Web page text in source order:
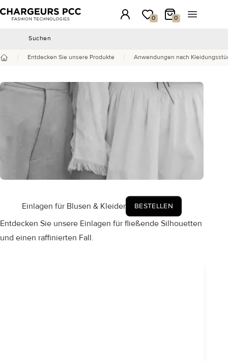
Chargeurs PCC Anmeldung
0
Meine Wunschliste
0
Mein Warenkorb
Menü
Suchen
/ Entdecken Sie unsere Produkte / Anwendungen nach
Einlagen für Blusen & Kleider BESTELLEN
Entdecken Sie unsere Einlagen für fließende Silhouetten
und einen raffinierten Fall.